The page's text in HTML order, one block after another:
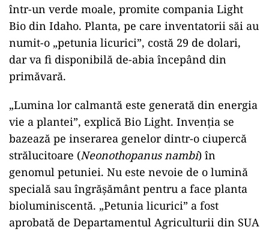
într-un verde moale, promite compania Light
Bio din Idaho. Planta, pe care inventatorii săi au
numit-o „petunia licurici”, costă 29 de dolari,
dar va fi disponibilă de-abia începând din
primăvară.
„Lumina lor calmantă este generată din energia
vie a plantei”, explică Bio Light. Invenția se
bazează pe inserarea genelor dintr-o ciupercă
strălucitoare (Neonothopanus nambi) în
genomul petuniei. Nu este nevoie de o lumină
specială sau îngrășământ pentru a face planta
bioluminiscentă. „Petunia licurici” a fost
aprobată de Departamentul Agriculturii din SUA